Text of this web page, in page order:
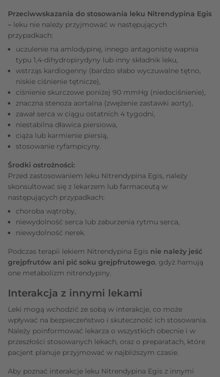
Przeciwwskazania do stosowania leku Nitrendypina Egis
– leku nie należy przyjmować w następujących
przypadkach:
uczulenie na amlodypinę, innego antagonistę wapnia
typu 1,4-dihydropirydyny lub inny składnik leku,
wstrząs kardiogenny (bardzo słabo wyczuwalne tętno,
niskie ciśnienie tętnicze),
ciśnienie skurczowe poniżej 90 mmHg (niedociśnienie),
znaczna stenoza aortalna (zwężenie zastawki aorty),
zawał serca w ciągu ostatnich 4 tygodni,
niestabilna dławica piersiowa,
ciąża lub karmienie piersią,
stosowanie ryfampicyny.
Środki ostrożności:
Przed zastosowaniem leku Nitrendypina Egis, należy
skonsultować się z lekarzem lub farmaceutą w
następujących przypadkach:
choroba wątroby,
niewydolność serca lub zaburzenia rytmu serca,
niewydolność nerek.
Podczas terapii lekiem Nitrendypina Egis nie należy jeść
grejpfrutów ani pić soku grejpfrutowego, gdyż hamują
one metabolizm nitrendypiny.
Interakcja z innymi lekami
Leki mogą wchodzić ze sobą w interakcje, co może
wpływać na bezpieczeństwo i skuteczność ich stosowania.
Należy poinformować lekarza o wszystkich obecnie i w
przeszłości stosowanych lekach, oraz o preparatach, które
pacjent planuje przyjmować w najbliższym czasie.
Aby poznać interakcje leku Nitrendypina Egis z innymi